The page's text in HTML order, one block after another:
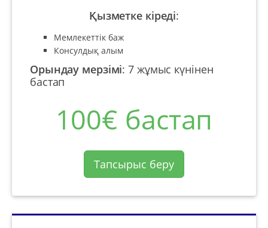
Қызметке кіреді:
Мемлекеттік баж
Консулдық алым
Орындау мерзімі:7 жұмыс күнінен
бастап
100€ бастап
Тапсырыс беру